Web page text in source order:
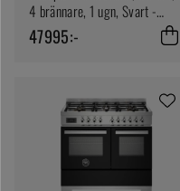
4 brännare, 1 ugn, Svart -
Bertazzoni
47995:-